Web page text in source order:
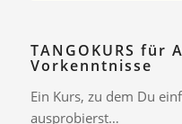
TANGOKURS für
Vorkenntnisse
Ein Kurs, zu dem Du
ausprobierst…